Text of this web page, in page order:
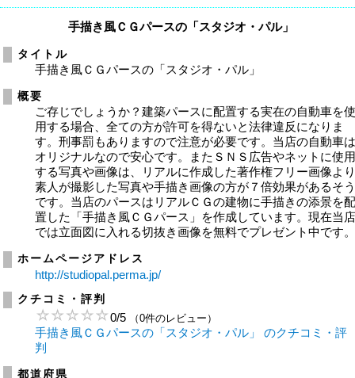
手描き風ＣＧパースの「スタジオ・パル」
タイトル
手描き風ＣＧパースの「スタジオ・パル」
概要
ご存じでしょうか？建築パースに配置する実在の自動車を
用する場合、全ての方が許可を得ないと法律違反になりま
す。刑事罰もありますので注意が必要です。当店の自動車
オリジナルなので安心です。またＳＮＳ広告やネットに使
する写真や画像は、リアルに作成した著作権フリー画像よ
素人が撮影した写真や手描き画像の方が７倍効果があるそ
です。当店のパースはリアルＣＧの建物に手描きの添景を
置した「手描き風ＣＧパース」を作成しています。現在当
では立面図に入れる切抜き画像を無料でプレゼント中です
ホームページアドレス
http://studiopal.perma.jp/
クチコミ・評判
0/5 （0件のレビュー）
手描き風ＣＧパースの「スタジオ・パル」 のクチコミ・評
判
都道府県